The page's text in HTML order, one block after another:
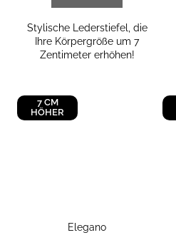
Stylische Lederstiefel, die
Ihre Körpergröße um 7
Zentimeter erhöhen!
7 CM
HÖHER
Elegano